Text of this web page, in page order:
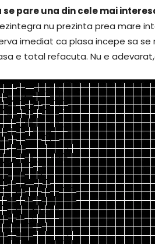
se pare una din cele mai
nu prezinta prea mare
imediat ca plasa incepe sa
e total refacuta. Nu e